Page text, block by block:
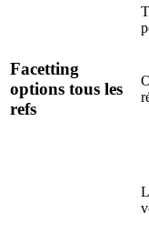
Facetting
options tous les
refs